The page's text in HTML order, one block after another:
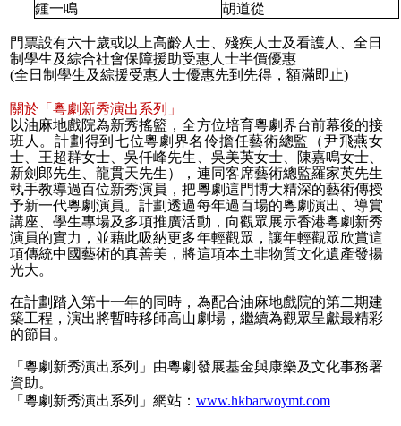
鍾一鳴
胡道從
門票設有六十歲或以上高齡人士、殘疾人士及看護人、全日
制學生及綜合社會保障援助受惠人士半價優惠
(全日制學生及綜援受惠人士優惠先到先得，額滿即止)
關於「粵劇新秀演出系列」
以油麻地戲院為新秀搖籃，全方位培育粵劇界台前幕後的接
班人。計劃得到七位粵劇界名伶擔任藝術總監（尹飛燕女
士、王超群女士、吳仟峰先生、吳美英女士、陳嘉鳴女士、
新劍郎先生、龍貫天先生），連同客席藝術總監羅家英先生
執手教導過百位新秀演員，把粵劇這門博大精深的藝術傳授
予新一代粵劇演員。計劃透過每年過百場的粵劇演出、導賞
講座、學生專場及多項推廣活動，向觀眾展示香港粵劇新秀
演員的實力，並藉此吸納更多年輕觀眾，讓年輕觀眾欣賞這
項傳統中國藝術的真善美，將這項本土非物質文化遺產發揚
光大。
在計劃踏入第十一年的同時，為配合油麻地戲院的第二期建
築工程，演出將暫時移師高山劇場，繼續為觀眾呈獻最精彩
的節目。
「粵劇新秀演出系列」由粵劇發展基金與康樂及文化事務署
資助。
「粵劇新秀演出系列」網站： www.hkbarwoymt.com